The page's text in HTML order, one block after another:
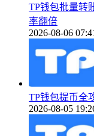
TP钱包批量转
率翻倍
2026-08-06
TP钱包提币全
2026-08-05